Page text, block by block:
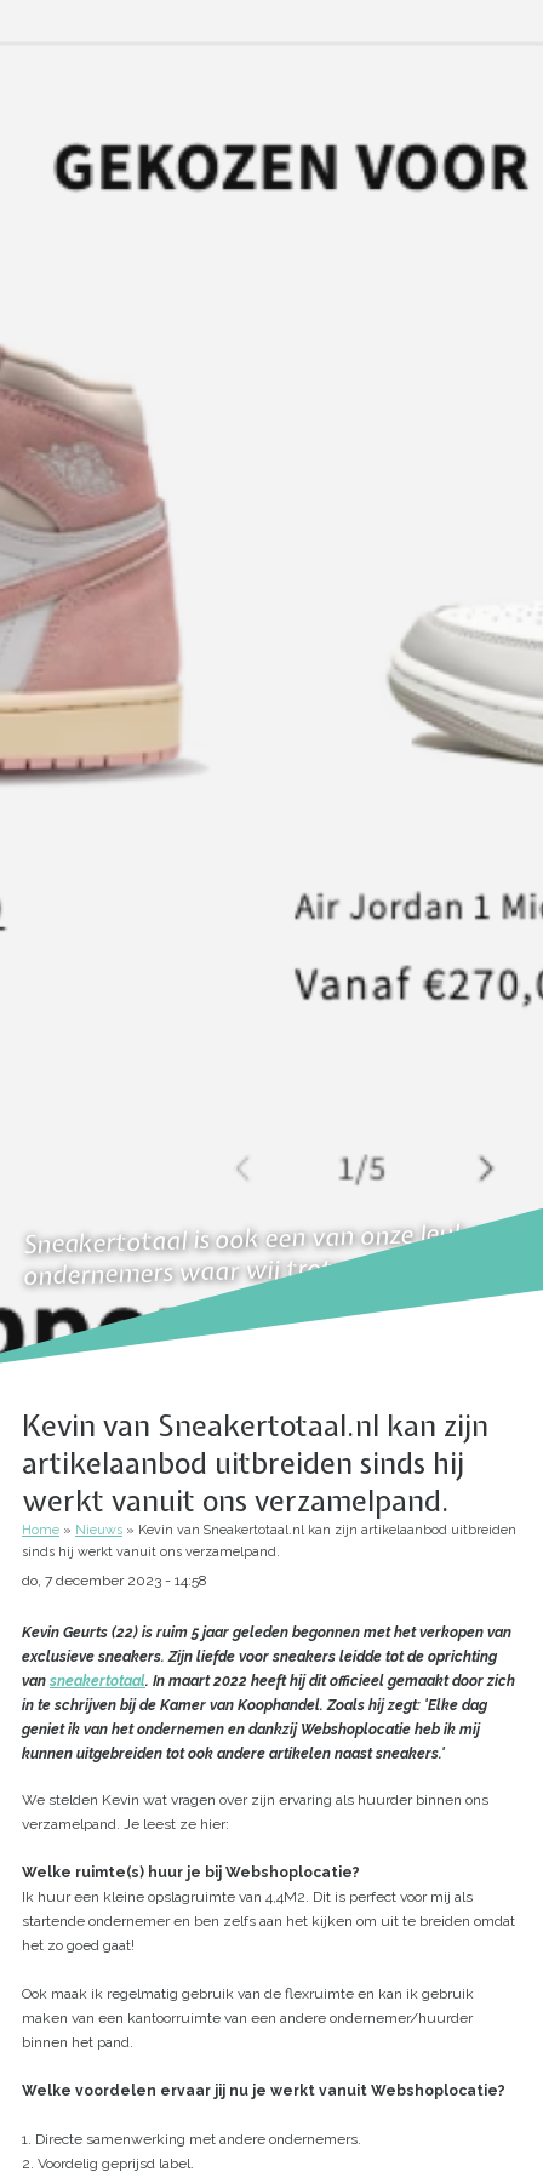
Sneakertotaal is ook een van onze leuke
ondernemers waar wij trots op zijn!
Kevin van Sneakertotaal.nl kan zijn
artikelaanbod uitbreiden sinds hij
werkt vanuit ons verzamelpand.
Kruimelpad
Home Nieuws
Kevin van Sneakertotaal.nl kan zijn artikelaanbod uitbreiden
sinds hij werkt vanuit ons verzamelpand.
do, 7 december 2023 - 14:58
Kevin Geurts (22) is ruim 5 jaar geleden begonnen met het verkopen van
exclusieve sneakers. Zijn liefde voor sneakers leidde tot de oprichting
van sneakertotaal. In maart 2022 heeft hij dit officieel gemaakt door zich
in te schrijven bij de Kamer van Koophandel. Zoals hij zegt: 'Elke dag
geniet ik van het ondernemen en dankzij Webshoplocatie heb ik mij
kunnen uitgebreiden tot ook andere artikelen naast sneakers.'
We stelden Kevin wat vragen over zijn ervaring als huurder binnen ons
verzamelpand. Je leest ze hier:
Welke ruimte(s) huur je bij Webshoplocatie?
Ik huur een kleine opslagruimte van 4,4M2. Dit is perfect voor mij als
startende ondernemer en ben zelfs aan het kijken om uit te breiden omdat
het zo goed gaat!
Ook maak ik regelmatig gebruik van de flexruimte en kan ik gebruik
maken van een kantoorruimte van een andere ondernemer/huurder
binnen het pand.
Welke voordelen ervaar jij nu je werkt vanuit Webshoplocatie?
1. Directe samenwerking met andere ondernemers.
2. Voordelig geprijsd label.